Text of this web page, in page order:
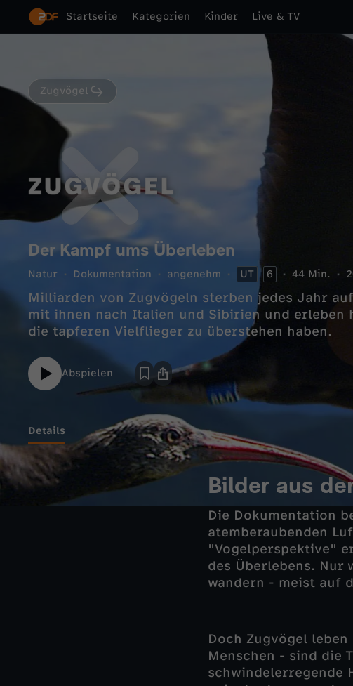
Startseite Kategorien Kinder Live & TV
Zugvögel
Der Kampf ums Überleben
Natur Dokumentation angenehm UT 6 44 Min.
Milliarden von Zugvögeln sterben jedes Jahr
mit ihnen nach Italien und Sibirien und erleben
die tapferen Vielflieger zu überstehen haben.
Abspielen
Details
Bilder aus
Die Dokumentation
atemberaubenden
"Vogelperspektive"
des Überlebens. Nur
wandern - meist auf
Doch Zugvögel
Menschen - sind die
schwindelerregende